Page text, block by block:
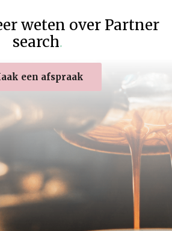
weten over Partner
search.
een afspraak